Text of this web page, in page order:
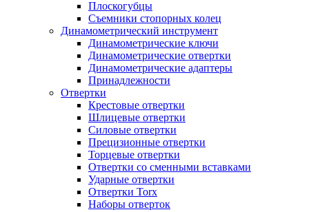
Плоскогубцы
Съемники стопорных колец
Динамометрический инструмент
Динамометрические ключи
Динамометрические отвертки
Динамометрические адаптеры
Принадлежности
Отвертки
Крестовые отвертки
Шлицевые отвертки
Силовые отвертки
Прецизионные отвертки
Торцевые отвертки
Отвертки со сменными вставками
Ударные отвертки
Отвертки Torx
Наборы отверток